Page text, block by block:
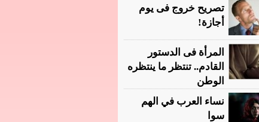
تصريح خروج فى يوم
أجازة!
المرأة فى الدستور
القادم.. تنتظر ما ينتظره
الوطن
نساء العرب في الهم
سوا